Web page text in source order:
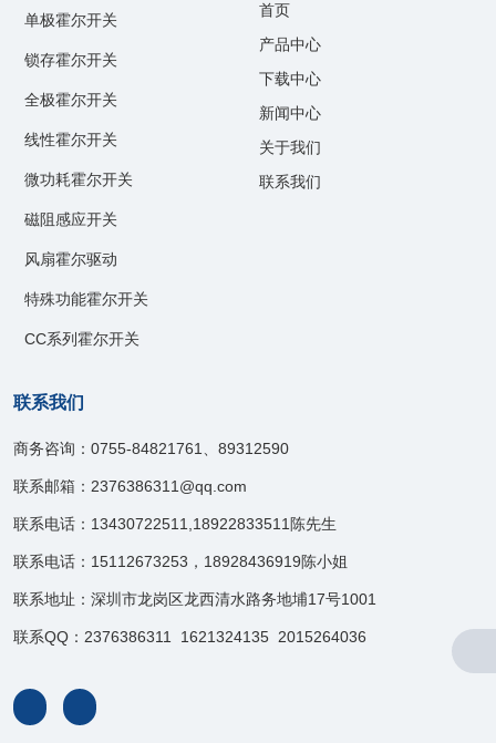
单极霍尔开关
锁存霍尔开关
全极霍尔开关
线性霍尔开关
微功耗霍尔开关
磁阻感应开关
风扇霍尔驱动
特殊功能霍尔开关
CC系列霍尔开关
首页
产品中心
下载中心
新闻中心
关于我们
联系我们
联系我们
商务咨询：0755-84821761、89312590
联系邮箱：2376386311@qq.com
联系电话：13430722511,18922833511陈先生
联系电话：15112673253，18928436919陈小姐
联系地址：深圳市龙岗区龙西清水路务地埔17号1001
联系QQ：2376386311 1621324135 2015264036